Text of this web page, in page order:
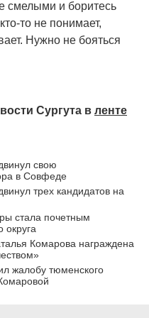
смелыми и боритесь
кто-то не понимает,
Нужно не бояться
Сургута в ленте
свою
в Совфеде
трех кандидатов на
стала почетным
округа
Комарова награждена
жалобу тюменского